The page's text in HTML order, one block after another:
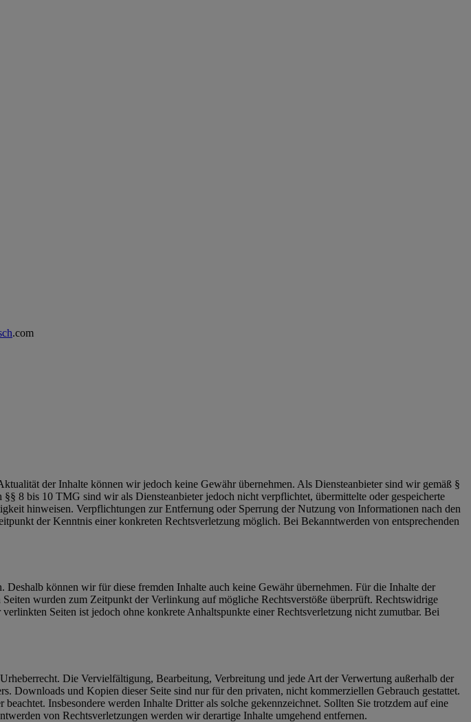
.com
der Inhalte können wir jedoch keine Gewähr übernehmen. Als Diensteanbieter sind wir gemäß §
8 bis 10 TMG sind wir als Diensteanbieter jedoch nicht verpflichtet, übermittelte oder gespeicherte
hinweisen. Verpflichtungen zur Entfernung oder Sperrung der Nutzung von Informationen nach den
der Kenntnis einer konkreten Rechtsverletzung möglich. Bei Bekanntwerden von entsprechenden
können wir für diese fremden Inhalte auch keine Gewähr übernehmen. Für die Inhalte der
wurden zum Zeitpunkt der Verlinkung auf mögliche Rechtsverstöße überprüft. Rechtswidrige
Seiten ist jedoch ohne konkrete Anhaltspunkte einer Rechtsverletzung nicht zumutbar. Bei
Die Vervielfältigung, Bearbeitung, Verbreitung und jede Art der Verwertung außerhalb der
Downloads und Kopien dieser Seite sind nur für den privaten, nicht kommerziellen Gebrauch gestattet.
Insbesondere werden Inhalte Dritter als solche gekennzeichnet. Sollten Sie trotzdem auf eine
von Rechtsverletzungen werden wir derartige Inhalte umgehend entfernen.